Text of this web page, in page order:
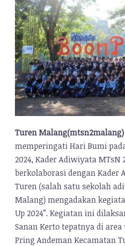
Turen Malang(mtsn2malang)
memperingati Hari Bumi
2024, Kader Adiwiyata MTsN
berkolaborasi dengan Kader
Turen (salah satu sekolah
Malang) mengadakan
Up 2024”. Kegiatan ini
Sanan Kerto tepatnya di
Pring Andeman Kecamatan